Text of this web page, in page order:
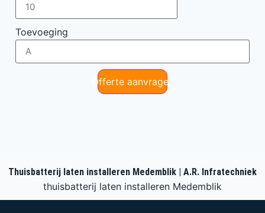
Toevoeging
Offerte aanvragen
Thuisbatterij laten installeren Medemblik | A.R. Infratechniek
thuisbatterij laten installeren Medemblik